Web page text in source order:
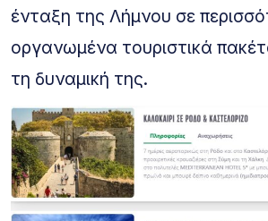
ένταξη της Λήμνου σε
οργανωμένα τουριστικά
τη δυναμική της.